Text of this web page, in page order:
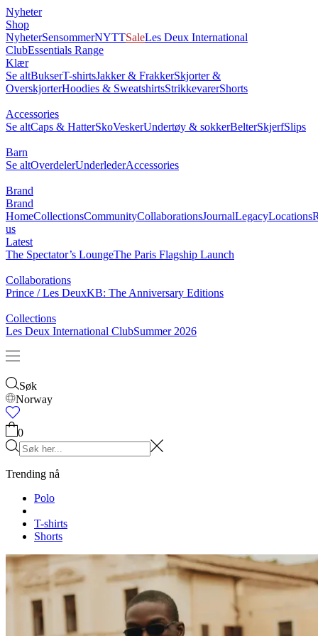
Nyheter
Shop
NyheterSensommerNYTTSaleLes Deux International
ClubEssentials Range
Klær
Se altBukserT-shirtsJakker & FrakkerSkjorter &
OverskjorterHoodies & SweatshirtsStrikkevarerShorts
Accessories
Se altCaps & HatterSkoVeskerUndertøy & sokkerBelterSkjerfSlips
Barn
Se altOverdelerUnderlederAccessories
Brand
Brand
HomeCollectionsCommunityCollaborationsJournalLegacyLocations
us
Latest
The Spectator’s LoungeThe Paris Flagship Launch
Collaborations
Prince / Les DeuxKB: The Anniversary Editions
Collections
Les Deux International ClubSummer 2026
Søk
Norway
0
Trending nå
Polo
T-shirts
Shorts
T-SHIRTS
JAKKER